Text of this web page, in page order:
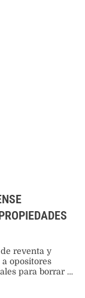
reventa y
opositores
para borrar a
estos bienes,